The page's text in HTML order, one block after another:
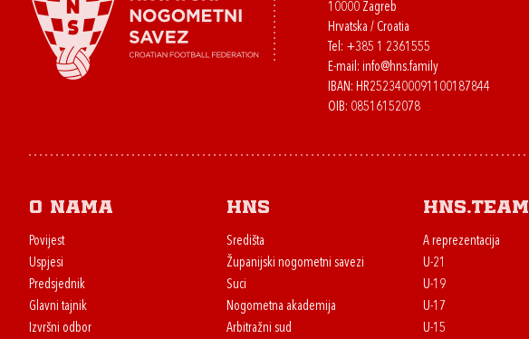
10000 Zagreb
Hrvatska / Croatia
Tel: +385 1 2361555
E-mail: info@hns.family
IBAN: HR2523400091100187844
OIB: 08516152078
O nama
Povijest
Uspjesi
Predsjednik
Glavni tajnik
Izvršni odbor
HNS
Središta
Županijski nogometni savezi
Suci
Nogometna akademija
Arbitražni sud
HNS.team
A reprezentacija
U-21
U-19
U-17
U-15